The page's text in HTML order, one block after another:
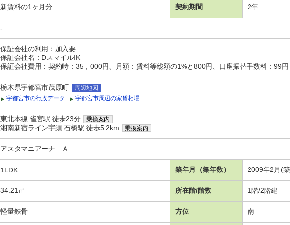
新賃料の1ヶ月分 契約期間 2年
-
保証会社の利用：加入要
保証会社名：DスマイルIK
保証会社費用：契約時：35，000円、月額：賃料等総額の1%と800円、口座振替手数料：99円
栃木県宇都宮市茂原町
周辺地図
宇都宮市の行政データ
宇都宮市周辺の家賃相場
東北本線 雀宮駅 徒歩23分 乗換案内
湘南新宿ライン宇須 石橋駅 徒歩5.2km 乗換案内
アスタマニアーナ Ａ
1LDK 築年月（築年数） 2009年2月(
34.21㎡ 所在階/階数 1階/2階建
軽量鉄骨 方位 南